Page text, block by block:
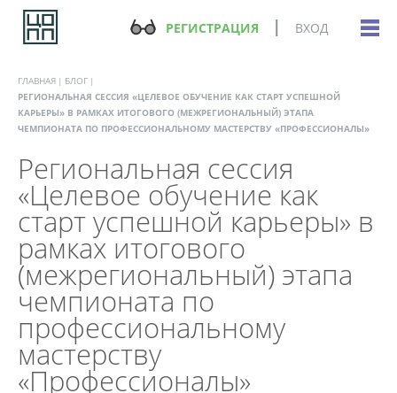
РЕГИСТРАЦИЯ ВХОД
ГЛАВНАЯ БЛОГ
РЕГИОНАЛЬНАЯ СЕССИЯ «ЦЕЛЕВОЕ ОБУЧЕНИЕ КАК СТАРТ УСПЕШНОЙ
КАРЬЕРЫ» В РАМКАХ ИТОГОВОГО (МЕЖРЕГИОНАЛЬНЫЙ) ЭТАПА
ЧЕМПИОНАТА ПО ПРОФЕССИОНАЛЬНОМУ МАСТЕРСТВУ «ПРОФЕССИОНАЛЫ»
Региональная сессия
«Целевое обучение как
старт успешной карьеры» в
рамках итогового
(межрегиональный) этапа
чемпионата по
профессиональному
мастерству
«Профессионалы»